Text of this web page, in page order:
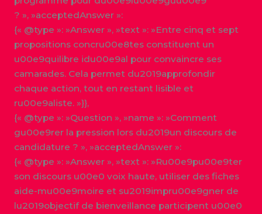
? », »acceptedAnswer »:
{« @type »: »Answer », »text »: »Entre cinq et sept
propositions concru00e8tes constituent un
u00e9quilibre idu00e9al pour convaincre ses
camarades. Cela permet du2019approfondir
chaque action, tout en restant lisible et
ru00e9aliste. »}},
{« @type »: »Question », »name »: »Comment
gu00e9rer la pression lors du2019un discours de
candidature ? », »acceptedAnswer »:
{« @type »: »Answer », »text »: »Ru00e9pu00e9ter
son discours u00e0 voix haute, utiliser des fiches
aide-mu00e9moire et su2019impru00e9gner de
lu2019objectif de bienveillance participent u00e0